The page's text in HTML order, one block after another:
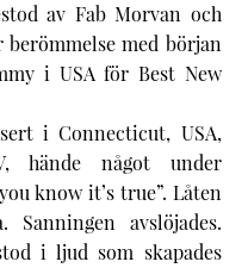
av Fab Morvan och
med början
i USA för Best New
i Connecticut, USA,
hände något under
know it’s true”. Låten
Sanningen avslöjades.
i ljud som skapades